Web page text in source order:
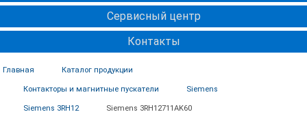
Сервисный центр
Контакты
Главная Каталог продукции
Контакторы и магнитные пускатели Siemens
Siemens 3RH12 Siemens 3RH12711AK60